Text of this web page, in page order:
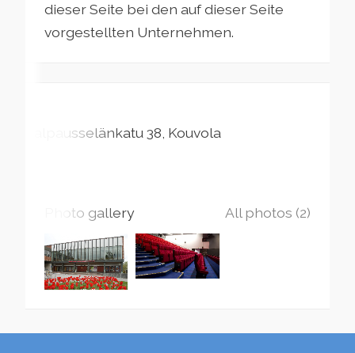
dieser Seite bei den auf dieser Seite
vorgestellten Unternehmen.
Salpausselänkatu38 Kouvola
Photo gallery All photos (2)